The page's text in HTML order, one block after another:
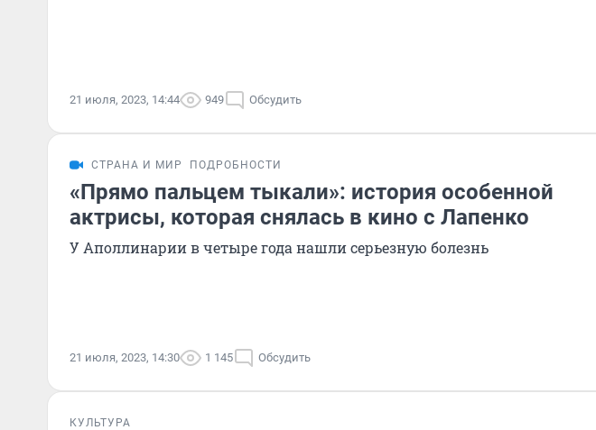
21 июля, 2023, 14:44 949 Обсудить
СТРАНА И МИР ПОДРОБНОСТИ
«Прямо пальцем тыкали»: история особенной
актрисы, которая снялась в кино с Лапенко
У Аполлинарии в четыре года нашли серьезную болезнь
21 июля, 2023, 14:30 1 145 Обсудить
КУЛЬТУРА